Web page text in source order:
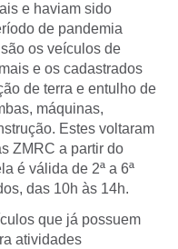
e haviam sido
de pandemia
os veículos de
e os cadastrados
de terra e entulho de
máquinas,
Estes voltaram
ZMRC a partir do
é válida de 2ª a 6ª
das 10h às 14h.
que já possuem
atividades